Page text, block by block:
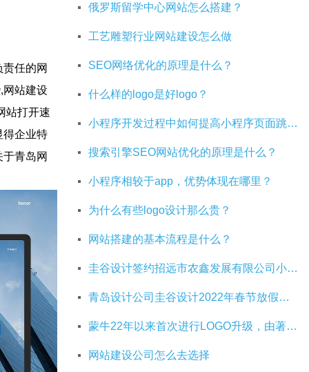
任的网
网站建设
站打开速
得企业特
青岛网
俄罗斯留学中心网站怎么搭建？
工艺雕塑行业网站建设怎么做
SEO网络优化的原理是什么？
什么样的logo是好logo？
小程序开发过程中如何提高小程序页面跳转的效率
搜索引擎SEO网站优化的原理是什么？
小程序相较于app，优势体现在哪里？
为什么有些logo设计那么贵？
网站搭建的基本流程是什么？
圭谷设计签约招远市农鑫发展有限公司小程序建设
青岛设计公司圭谷设计2022年春节放假通知
蒙牛22年以来首次进行LOGO升级，由著名设计师Rob Janoff操刀
网站建设公司怎么去选择